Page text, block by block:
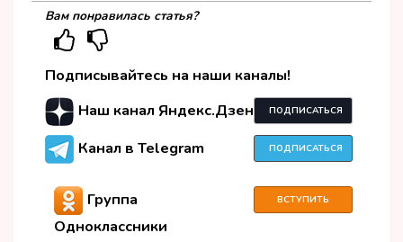
Вам понравилась статья?
Подписывайтесь на наши каналы!
Наш канал Яндекс.Дзен
ПОДПИСАТЬСЯ
Канал в Telegram ПОДПИСАТЬСЯ
Группа
Одноклассники
ВСТУПИТЬ